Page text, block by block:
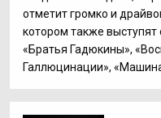
отметит громко и
котором также выступят
«Братья Гадюкины»,
Галлюцинации»,